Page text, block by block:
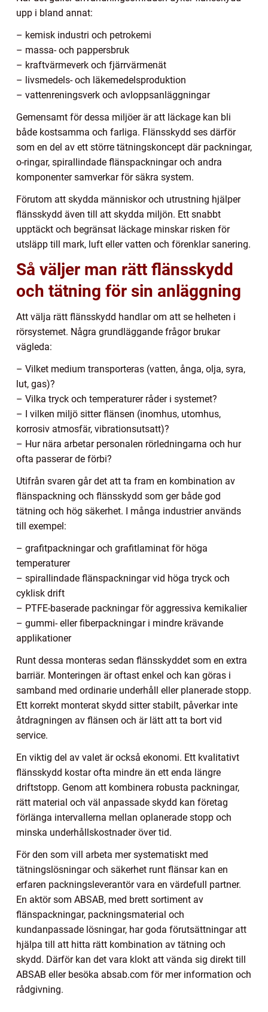
upp i bland annat:
– kemisk industri och petrokemi
– massa- och pappersbruk
– kraftvärmeverk och fjärrvärmenät
– livsmedels- och läkemedelsproduktion
– vattenreningsverk och avloppsanläggningar
Gemensamt för dessa miljöer är att läckage kan bli
både kostsamma och farliga. Flänsskydd ses därför
som en del av ett större tätningskoncept där packningar,
o-ringar, spirallindade flänspackningar och andra
komponenter samverkar för säkra system.
Förutom att skydda människor och utrustning hjälper
flänsskydd även till att skydda miljön. Ett snabbt
upptäckt och begränsat läckage minskar risken för
utsläpp till mark, luft eller vatten och förenklar sanering.
Så väljer man rätt flänsskydd
och tätning för sin anläggning
Att välja rätt flänsskydd handlar om att se helheten i
rörsystemet. Några grundläggande frågor brukar
vägleda:
– Vilket medium transporteras (vatten, ånga, olja, syra,
lut, gas)?
– Vilka tryck och temperaturer råder i systemet?
– I vilken miljö sitter flänsen (inomhus, utomhus,
korrosiv atmosfär, vibrationsutsatt)?
– Hur nära arbetar personalen rörledningarna och hur
ofta passerar de förbi?
Utifrån svaren går det att ta fram en kombination av
flänspackning och flänsskydd som ger både god
tätning och hög säkerhet. I många industrier används
till exempel:
– grafitpackningar och grafitlaminat för höga
temperaturer
– spirallindade flänspackningar vid höga tryck och
cyklisk drift
– PTFE-baserade packningar för aggressiva kemikalier
– gummi- eller fiberpackningar i mindre krävande
applikationer
Runt dessa monteras sedan flänsskyddet som en extra
barriär. Monteringen är oftast enkel och kan göras i
samband med ordinarie underhåll eller planerade stopp.
Ett korrekt monterat skydd sitter stabilt, påverkar inte
åtdragningen av flänsen och är lätt att ta bort vid
service.
En viktig del av valet är också ekonomi. Ett kvalitativt
flänsskydd kostar ofta mindre än ett enda längre
driftstopp. Genom att kombinera robusta packningar,
rätt material och väl anpassade skydd kan företag
förlänga intervallerna mellan oplanerade stopp och
minska underhållskostnader över tid.
För den som vill arbeta mer systematiskt med
tätningslösningar och säkerhet runt flänsar kan en
erfaren packningsleverantör vara en värdefull partner.
En aktör som ABSAB, med brett sortiment av
flänspackningar, packningsmaterial och
kundanpassade lösningar, har goda förutsättningar att
hjälpa till att hitta rätt kombination av tätning och
skydd. Därför kan det vara klokt att vända sig direkt till
ABSAB eller besöka absab.com för mer information och
rådgivning.